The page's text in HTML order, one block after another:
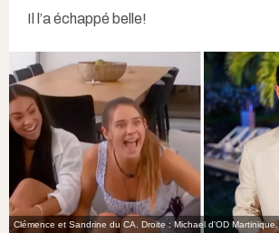
Il l’a échappé belle!
Clémence et Sandrine du CA. Droite : Michael d'OD Martinique.